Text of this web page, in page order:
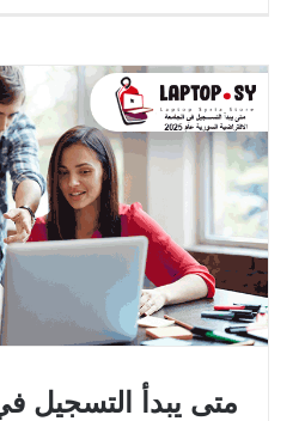
متى يبدأ التسجيل في
2025؟
متى يبدأ التسجيل